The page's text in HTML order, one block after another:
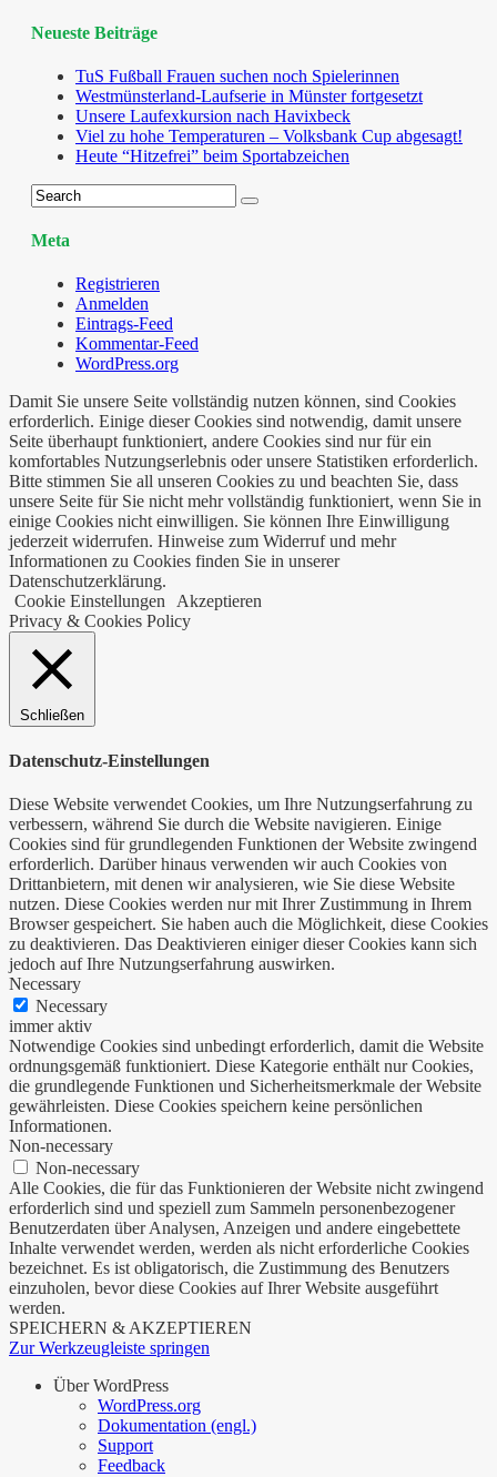
Neueste Beiträge
TuS Fußball Frauen suchen noch Spielerinnen
Westmünsterland-Laufserie in Münster fortgesetzt
Unsere Laufexkursion nach Havixbeck
Viel zu hohe Temperaturen – Volksbank Cup abgesagt!
Heute “Hitzefrei” beim Sportabzeichen
Meta
Registrieren
Anmelden
Eintrags-Feed
Kommentar-Feed
WordPress.org
Damit Sie unsere Seite vollständig nutzen können, sind Cookies
erforderlich. Einige dieser Cookies sind notwendig, damit unsere
Seite überhaupt funktioniert, andere Cookies sind nur für ein
komfortables Nutzungserlebnis oder unsere Statistiken erforderlich.
Bitte stimmen Sie all unseren Cookies zu und beachten Sie, dass
unsere Seite für Sie nicht mehr vollständig funktioniert, wenn Sie in
einige Cookies nicht einwilligen. Sie können Ihre Einwilligung
jederzeit widerrufen. Hinweise zum Widerruf und mehr
Informationen zu Cookies finden Sie in unserer
Datenschutzerklärung.
Cookie Einstellungen Akzeptieren
Privacy & Cookies Policy
Schließen
Datenschutz-Einstellungen
Diese Website verwendet Cookies, um Ihre Nutzungserfahrung zu
verbessern, während Sie durch die Website navigieren. Einige
Cookies sind für grundlegenden Funktionen der Website zwingend
erforderlich. Darüber hinaus verwenden wir auch Cookies von
Drittanbietern, mit denen wir analysieren, wie Sie diese Website
nutzen. Diese Cookies werden nur mit Ihrer Zustimmung in Ihrem
Browser gespeichert. Sie haben auch die Möglichkeit, diese Cookies
zu deaktivieren. Das Deaktivieren einiger dieser Cookies kann sich
jedoch auf Ihre Nutzungserfahrung auswirken.
Necessary
Necessary
immer aktiv
Notwendige Cookies sind unbedingt erforderlich, damit die Website
ordnungsgemäß funktioniert. Diese Kategorie enthält nur Cookies,
die grundlegende Funktionen und Sicherheitsmerkmale der Website
gewährleisten. Diese Cookies speichern keine persönlichen
Informationen.
Non-necessary
Non-necessary
Alle Cookies, die für das Funktionieren der Website nicht zwingend
erforderlich sind und speziell zum Sammeln personenbezogener
Benutzerdaten über Analysen, Anzeigen und andere eingebettete
Inhalte verwendet werden, werden als nicht erforderliche Cookies
bezeichnet. Es ist obligatorisch, die Zustimmung des Benutzers
einzuholen, bevor diese Cookies auf Ihrer Website ausgeführt
werden.
SPEICHERN & AKZEPTIEREN
Zur Werkzeugleiste springen
Über WordPress
WordPress.org
Dokumentation (engl.)
Support
Feedback